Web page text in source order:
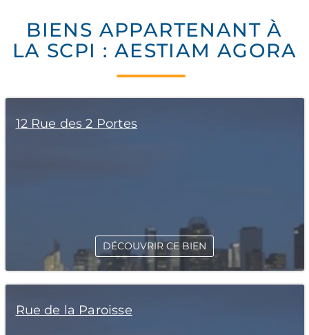
BIENS APPARTENANT À
LA SCPI : AESTIAM AGORA
12 Rue des 2 Portes
DÉCOUVRIR CE BIEN
Rue de la Paroisse